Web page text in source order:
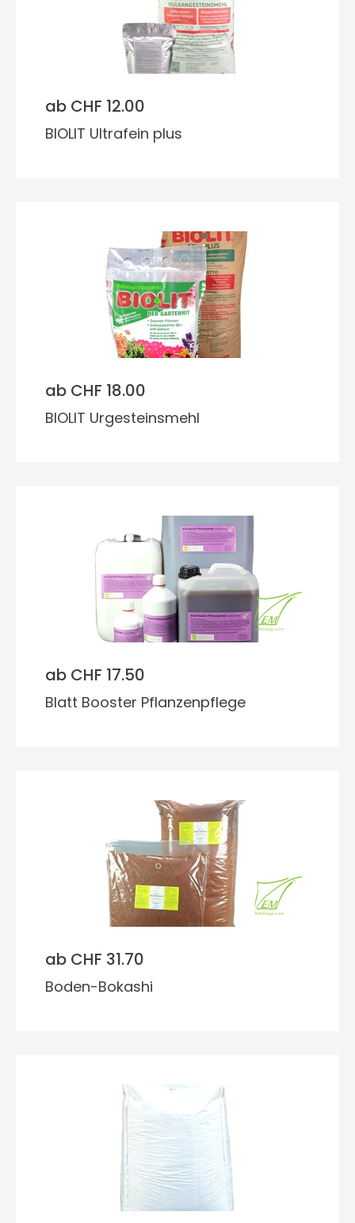
ab CHF 12.00
BIOLIT Ultrafein plus
ab CHF 18.00
BIOLIT Urgesteinsmehl
ab CHF 17.50
Blatt Booster Pflanzenpflege
ab CHF 31.70
Boden-Bokashi